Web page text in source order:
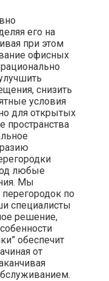
его на
при этом
офисных
снизить
условия
для открытых
пространства
любые
Мы
по
специалисты
решение,
обеспечит
от